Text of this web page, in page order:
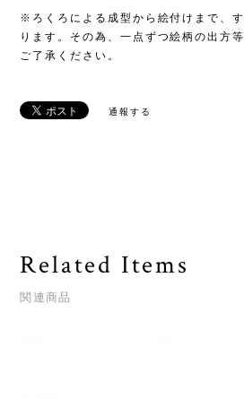
※ろくろによる成型から絵付けまで、
ります。その為、一点ずつ絵柄の出方
ご了承ください。
通報する
Related Items
関連商品